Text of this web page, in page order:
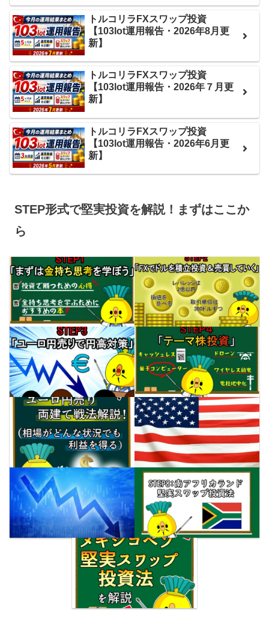
トルコリラFXスワップ投資
【103lot運用報告・2026年8月更
新】
トルコリラFXスワップ投資
【103lot運用報告・2026年７月更
新】
トルコリラFXスワップ投資
【103lot運用報告・2026年6月更
新】
STEP形式で堅実投資を解説！まずはここか
ら